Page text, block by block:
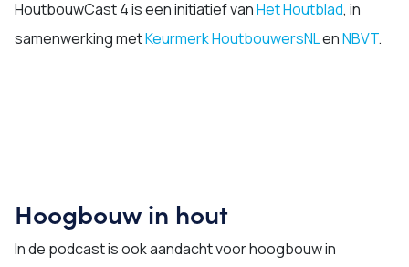
HoutbouwCast 4 is een initiatief vanHet Houtblad, in
samenwerking metKeurmerk HoutbouwersNLenNBVT.
Hoogbouw in hout
In de podcast is ook aandacht voor hoogbouw in